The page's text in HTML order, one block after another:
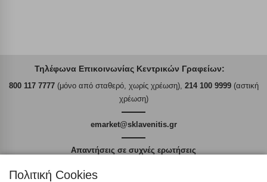
Τηλέφωνα Επικοινωνίας Κεντρικών Γραφείων:
800 117 7777(μόνο από σταθερό, χωρίς χρέωση), 214 100 9999(αστική
χρέωση)
emarket@sklavenitis.gr
Απαντήσεις σε συχνές ερωτήσεις
τόσο φθηνά όσο πουθενά
Πολιτική Cookies